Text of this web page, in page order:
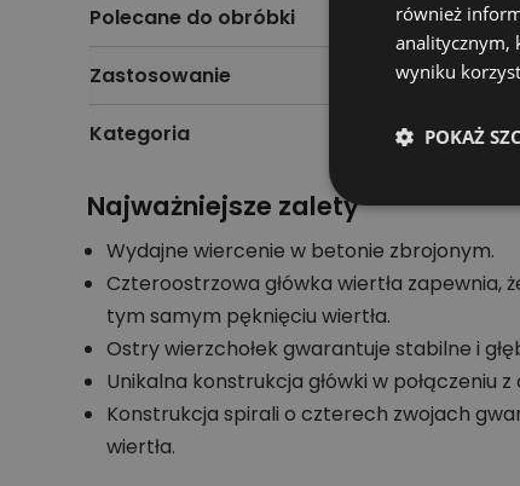
Polecane do obróbki
Zastosowanie
Kategoria
Najważniejsze zalety
Wydajne wiercenie w betonie zbrojonym.
Czteroostrzowa główka wiertła zapewnia,
tym samym pęknięciu wiertła.
Ostry wierzchołek gwarantuje stabilne i
Unikalna konstrukcja główki w połączeniu
Konstrukcja spirali o czterech zwojach
wiertła.
również
analitycznym,
wyniku
POKAŻ